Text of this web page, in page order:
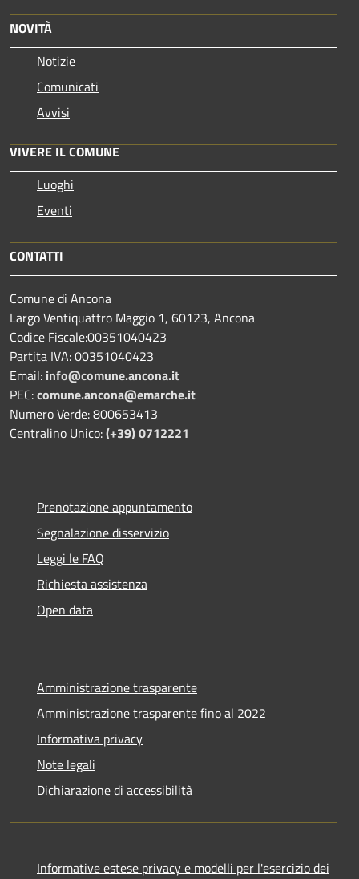
NOVITÀ
Notizie
Comunicati
Avvisi
VIVERE IL COMUNE
Luoghi
Eventi
CONTATTI
Comune di Ancona
Largo Ventiquattro Maggio 1, 60123, Ancona
Codice Fiscale:00351040423
Partita IVA: 00351040423
Email: info@comune.ancona.it
PEC:comune.ancona@emarche.it
Numero Verde: 800653413
Centralino Unico:(+39) 0712221
Prenotazione appuntamento
Segnalazione disservizio
Leggi le FAQ
Richiesta assistenza
Open data
Amministrazione trasparente
Amministrazione trasparente fino al 2022
Informativa privacy
Note legali
Dichiarazione di accessibilità
Informative estese privacy e modelli per l'esercizio dei